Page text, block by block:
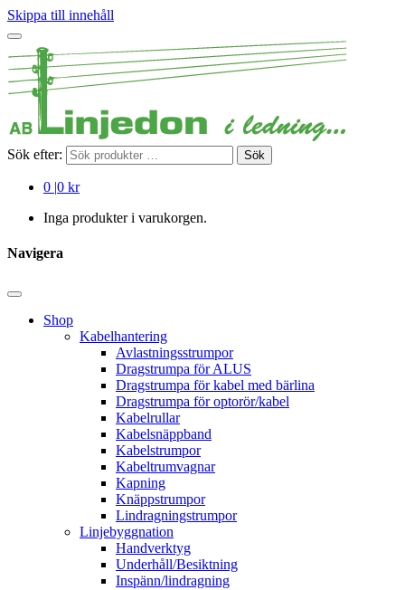
Skippa till innehåll
Sök efter: Sök
0 |0 kr
Inga produkter i varukorgen.
Navigera
Shop
Kabelhantering
Avlastningsstrumpor
Dragstrumpa för ALUS
Dragstrumpa för kabel med bärlina
Dragstrumpa för optorör/kabel
Kabelrullar
Kabelsnäppband
Kabelstrumpor
Kabeltrumvagnar
Kapning
Knäppstrumpor
Lindragningstrumpor
Linjebyggnation
Handverktyg
Underhåll/Besiktning
Inspänn/lindragning